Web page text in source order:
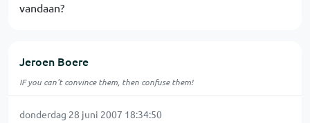
vandaan?
Jeroen Boere
IF you can't convince them, then confuse them!
donderdag 28 juni 2007 18:34:50